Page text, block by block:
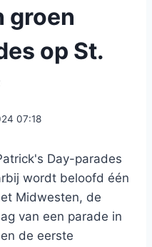
groen
op St.
07:18
Day-parades
wordt beloofd één
Midwesten, de
van een parade in
de eerste